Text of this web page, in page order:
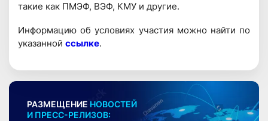
такие как ПМЭФ, ВЭФ, КМУ и другие.
Информацию об условиях участия можно найти по
указаннойссылке.
РАЗМЕЩЕНИЕ НОВОСТЕЙ
И ПРЕСС-РЕЛИЗОВ: